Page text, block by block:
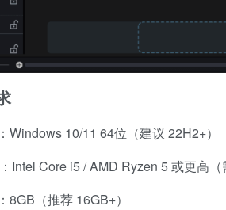
Windows 10/11 64位（建议 22H2+）
Intel Core i5 / AMD Ryzen 5 或更高（
8GB（推荐 16GB+）